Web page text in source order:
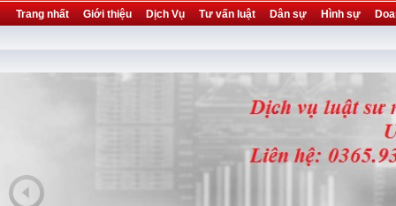
Trang nhất Giới thiệu Dịch Vụ Tư vấn luật Dân sự Hình sự